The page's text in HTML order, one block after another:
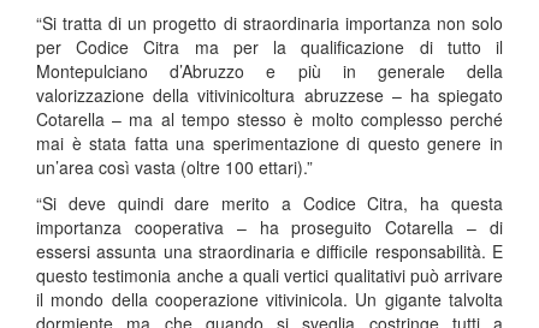
“Si tratta di un progetto di straordinaria importanza non solo
per Codice Citra ma per la qualificazione di tutto il
Montepulciano d’Abruzzo e più in generale della
valorizzazione della vitivinicoltura abruzzese – ha spiegato
Cotarella – ma al tempo stesso è molto complesso perché
mai è stata fatta una sperimentazione di questo genere in
un’area così vasta (oltre 100 ettari).”
“Si deve quindi dare merito a Codice Citra, ha questa
importanza cooperativa – ha proseguito Cotarella – di
essersi assunta una straordinaria e difficile responsabilità. E
questo testimonia anche a quali vertici qualitativi può arrivare
il mondo della cooperazione vitivinicola. Un gigante talvolta
dormiente ma che quando si sveglia costringe tutti a